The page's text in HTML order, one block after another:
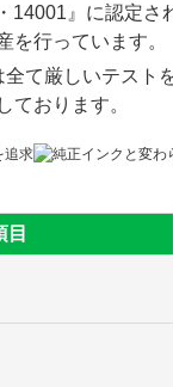
14001』に認定
を行っています。
て厳しいテスト
ております。
目